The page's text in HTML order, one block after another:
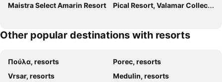
Maistra Select Amarin Resort Pical Resort, Valamar Collection
Other popular destinations with resorts
Πούλα, resorts
Porec, resorts
Vrsar, resorts
Medulin, resorts